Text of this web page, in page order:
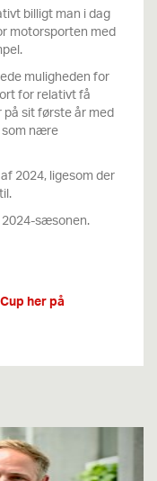
billigt man i dag
motorsporten med
muligheden for
for relativt få
sit første år med
nære
2024, ligesom der
sæsonen.
her på